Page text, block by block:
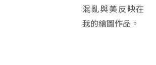
混亂與美反映在
我的繪圖作品。